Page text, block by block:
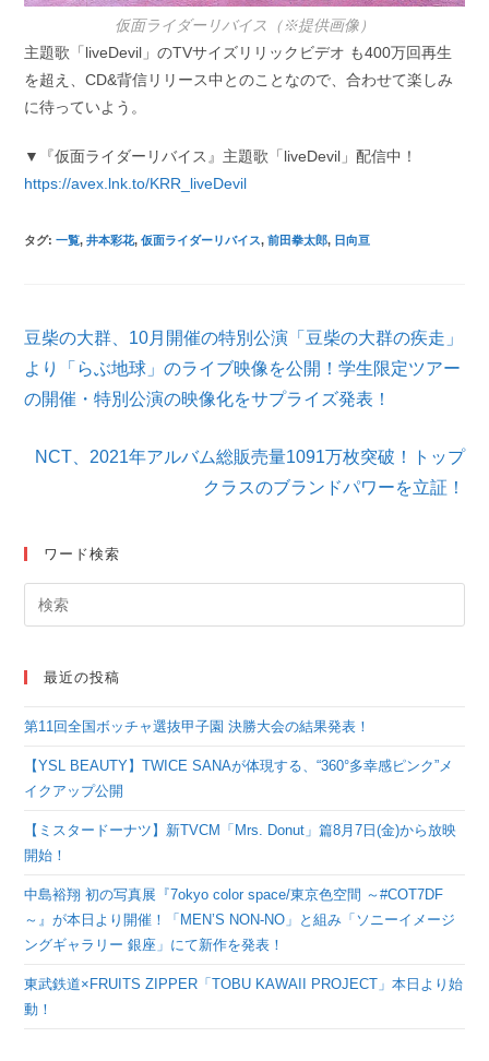
仮面ライダーリバイス（※提供画像）
主題歌「liveDevil」のTVサイズリリックビデオ も400万回再生
を超え、CD&背信リリース中とのことなので、合わせて楽しみ
に待っていよう。
▼『仮面ライダーリバイス』主題歌「liveDevil」配信中！
https://avex.lnk.to/KRR_liveDevil
タグ:一覧, 井本彩花, 仮面ライダーリバイス, 前田拳太郎, 日向亘
そ
の
他
記
を
豆柴の大群、10月開催の特別公演「豆柴の大群の疾走」
より「らぶ地球」のライブ映像を公開！学生限定ツアー
の開催・特別公演の映像化をサプライズ発表！
NCT、2021年アルバム総販売量1091万枚突破！トップ
クラスのブランドパワーを立証！
ワード検索
最近の投稿
第11回全国ボッチャ選抜甲子園 決勝大会の結果発表！
【YSL BEAUTY】TWICE SANAが体現する、“360°多幸感ピンク”メ
イクアップ公開
【ミスタードーナツ】新TVCM「Mrs. Donut」篇8月7日(金)から放映
開始！
中島裕翔 初の写真展『7okyo color space/東京色空間 ～#COT7DF
～』が本日より開催！「MEN’S NON-NO」と組み「ソニーイメージ
ングギャラリー 銀座」にて新作を発表！
東武鉄道×FRUITS ZIPPER「TOBU KAWAII PROJECT」本日より始
動！